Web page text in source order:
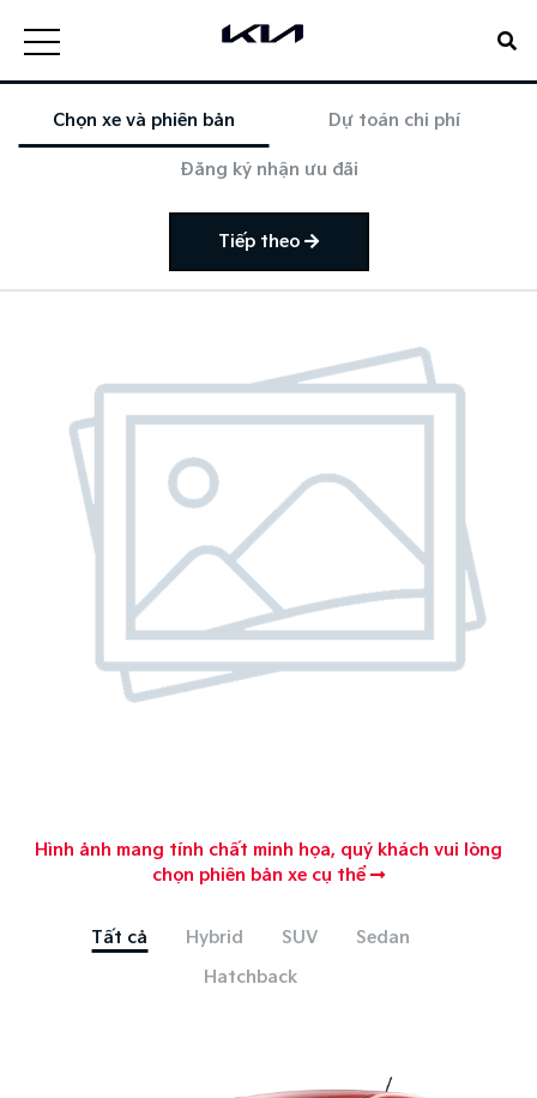
Chọn xe và phiên bản Dự toán chi phí
Đăng ký nhận ưu đãi
Tiếp theo
Hình ảnh mang tính chất minh họa, quý khách vui lòng
chọn phiên bản xe cụ thể
Tất cả Hybrid SUV
Sedan
Hatchback